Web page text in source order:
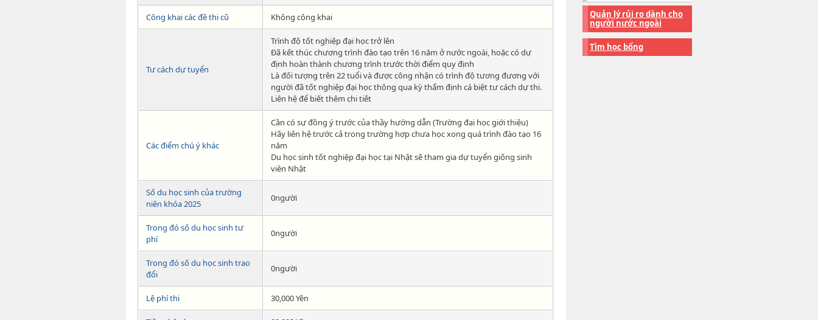
Công khai các đề thi cũ Không công khai
Tư cách dự tuyển
Trình độ tốt nghiệp đại học trở lên
Đã kết thúc chương trình đào tạo trên 16 năm ở nước ngoài, hoặc có dự
định hoàn thành chương trình trước thời điểm quy định
Là đối tượng trên 22 tuổi và được công nhận có trình độ tương đương với
người đã tốt nghiệp đại học thông qua kỳ thẩm định cá biệt tư cách dự thi.
Liên hệ để biết thêm chi tiết
Các điểm chú ý khác
Cần có sự đồng ý trước của thầy hướng dẫn (Trường đại học giới thiệu)
Hãy liên hệ trước cả trong trường hợp chưa học xong quá trình đào tạo 16
năm
Du học sinh tốt nghiệp đại học tại Nhật sẽ tham gia dự tuyển giống sinh
viên Nhật
Số du học sinh của trường
niên khóa 2025
0người
Trong đó số du học sinh tư
phí
0người
Trong đó số du học sinh trao
đổi
0người
Lệ phí thi 30,000 Yên
Quản lý rủi ro dành cho
người nước ngoài
Tìm học bổng